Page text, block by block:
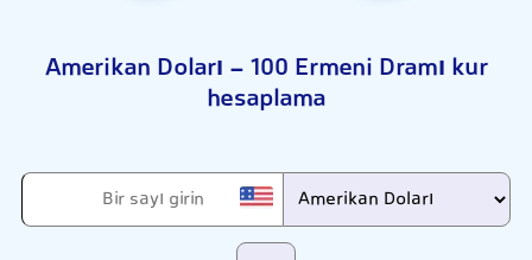
Amerikan Doları - 100 Ermeni Dramı kur
hesaplama